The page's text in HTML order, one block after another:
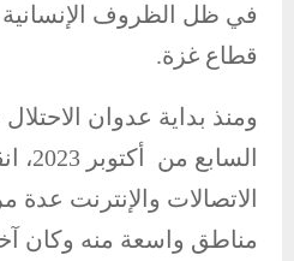
في ظل الظروف الإنسانية
قطاع غزة.
ومنذ بداية عدوان
الاتصالات والإنترنت
مناطق واسعة منه وكان